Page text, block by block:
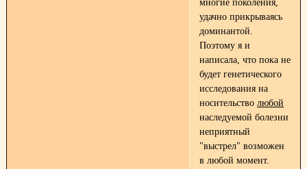
многие поколения,
удачно прикрываясь
доминантой.
Поэтому я и
написала, что пока не
будет генетического
исследования на
носительство любой
наследуемой болезни
неприятный
"выстрел" возможен
в любой момент.